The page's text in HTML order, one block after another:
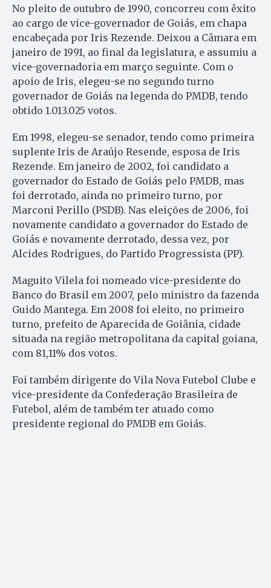
No pleito de outubro de 1990, concorreu com êxito
ao cargo de vice-governador de Goiás, em chapa
encabeçada por Iris Rezende. Deixou a Câmara em
janeiro de 1991, ao final da legislatura, e assumiu a
vice-governadoria em março seguinte. Com o
apoio de Iris, elegeu-se no segundo turno
governador de Goiás na legenda do PMDB, tendo
obtido 1.013.025 votos.
Em 1998, elegeu-se senador, tendo como primeira
suplente Iris de Araújo Resende, esposa de Iris
Rezende. Em janeiro de 2002, foi candidato a
governador do Estado de Goiás pelo PMDB, mas
foi derrotado, ainda no primeiro turno, por
Marconi Perillo (PSDB). Nas eleições de 2006, foi
novamente candidato a governador do Estado de
Goiás e novamente derrotado, dessa vez, por
Alcides Rodrigues, do Partido Progressista (PP).
Maguito Vilela foi nomeado vice-presidente do
Banco do Brasil em 2007, pelo ministro da fazenda
Guido Mantega. Em 2008 foi eleito, no primeiro
turno, prefeito de Aparecida de Goiânia, cidade
situada na região metropolitana da capital goiana,
com 81,11% dos votos.
Foi também dirigente do Vila Nova Futebol Clube e
vice-presidente da Confederação Brasileira de
Futebol, além de também ter atuado como
presidente regional do PMDB em Goiás.